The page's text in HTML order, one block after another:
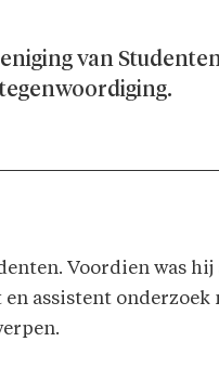
van
Voordien was hij
assistent